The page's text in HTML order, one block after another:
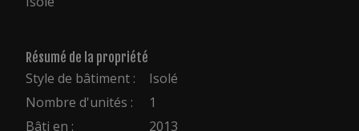
Résumé de la propriété
Style de bâtiment :
Isolé
Nombre d'unités :
1
Bâti en :
2013